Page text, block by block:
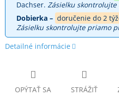
Dachser.Zásielku
Dobierka – doručenie do 2
Zásielku skontrolujte priamo
Detailné informácie
OPÝTAŤ SA STRÁŽIŤ